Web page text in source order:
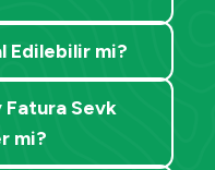
Edilebilir mi?
Sevk
mi?